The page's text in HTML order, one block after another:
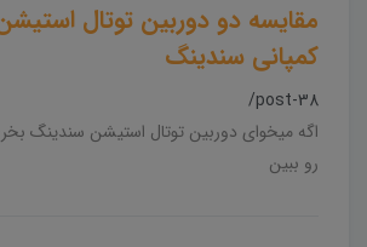
مقایسه دو دوربین توتال
کمپانی سندینگ
/post-38
اگه میخوای دوربین توتال استیشن سندینگ
رو ببین